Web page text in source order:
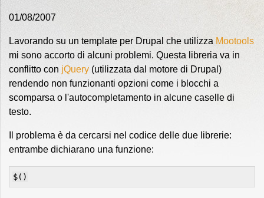
01/08/2007
Lavorando su un template per Drupal che utilizza Mootools
mi sono accorto di alcuni problemi. Questa libreria va in
conflitto con jQuery (utilizzata dal motore di Drupal)
rendendo non funzionanti opzioni come i blocchi a
scomparsa o l'autocompletamento in alcune caselle di
testo.
Il problema è da cercarsi nel codice delle due librerie:
entrambe dichiarano una funzione:
$()